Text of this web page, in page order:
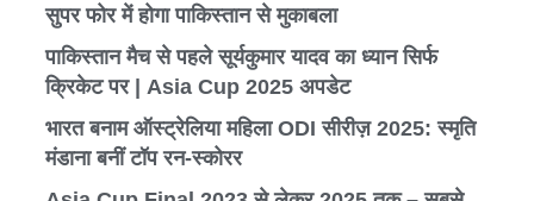
सुपर फोर में होगा पाकिस्तान से मुकाबला
पाकिस्तान मैच से पहले सूर्यकुमार यादव का ध्यान सिर्फ
क्रिकेट पर | Asia Cup 2025 अपडेट
भारत बनाम ऑस्ट्रेलिया महिला ODI सीरीज़ 2025: स्मृति
मंडाना बनीं टॉप रन-स्कोरर